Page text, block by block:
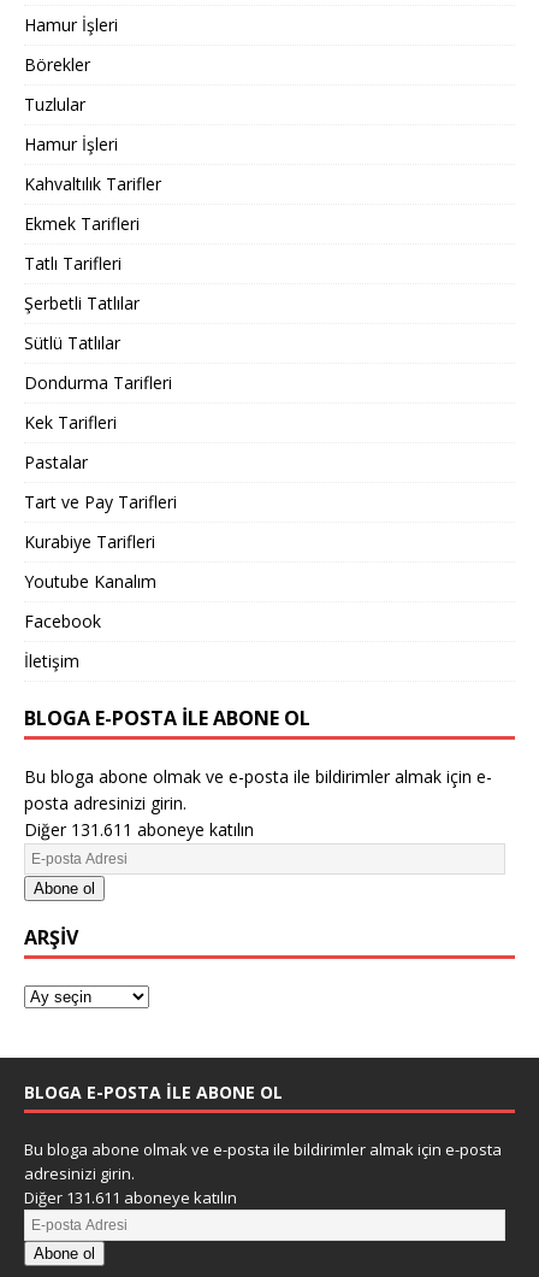
Hamur İşleri
Börekler
Tuzlular
Hamur İşleri
Kahvaltılık Tarifler
Ekmek Tarifleri
Tatlı Tarifleri
Şerbetli Tatlılar
Sütlü Tatlılar
Dondurma Tarifleri
Kek Tarifleri
Pastalar
Tart ve Pay Tarifleri
Kurabiye Tarifleri
Youtube Kanalım
Facebook
İletişim
BLOGA E-POSTA ILE ABONE OL
Bu bloga abone olmak ve e-posta ile bildirimler almak için e-
posta adresinizi girin.
Diğer 131.611 aboneye katılın
Abone ol
ARŞIV
BLOGA E-POSTA ILE ABONE OL
Bu bloga abone olmak ve e-posta ile bildirimler almak için e-posta
adresinizi girin.
Diğer 131.611 aboneye katılın
Abone ol